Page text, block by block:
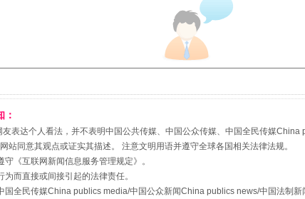
塑工作
表达个人看法，并不表明中国公共传媒、中国公众传媒、中国全民传媒
站同意其观点或证实其描述。 注意文明用语并遵守全球各国相关法律法规。
守《互联网新闻信息服务管理规定》。
而直接或间接引起的法律责任。
国全民传媒China publics media/中国公众新闻China publics news/中国法制